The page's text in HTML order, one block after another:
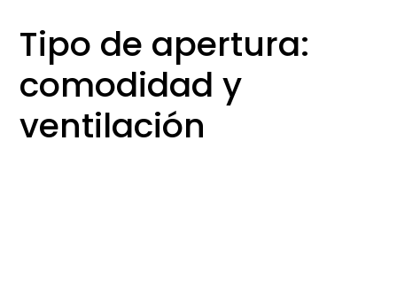
Tipo de apertura:
comodidad y
ventilación